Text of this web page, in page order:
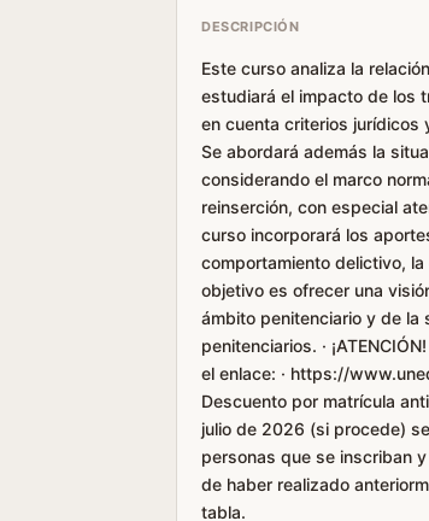
DESCRIPCIÓN
Este curso analiza la
estudiará el impacto de los
en cuenta criterios jurídicos
Se abordará además la
considerando el marco
reinserción, con especial
curso incorporará los
comportamiento delictivo,
objetivo es ofrecer una
ámbito penitenciario y de la
penitenciarios. ·
el enlace: · https://
Descuento por matrícula
julio de 2026 (si procede)
personas que se inscriban
de haber realizado
tabla.